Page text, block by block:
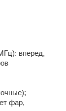
вперед,
фар,